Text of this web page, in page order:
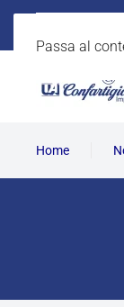
Passa al
Home